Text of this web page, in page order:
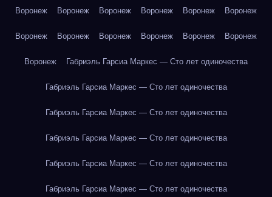
Воронеж Воронеж Воронеж Воронеж Воронеж Воронеж
Воронеж Воронеж Воронеж Воронеж Воронеж Воронеж
Воронеж Габриэль Гарсиа Маркес — Сто лет одиночества
Габриэль Гарсиа Маркес — Сто лет одиночества
Габриэль Гарсиа Маркес — Сто лет одиночества
Габриэль Гарсиа Маркес — Сто лет одиночества
Габриэль Гарсиа Маркес — Сто лет одиночества
Габриэль Гарсиа Маркес — Сто лет одиночества